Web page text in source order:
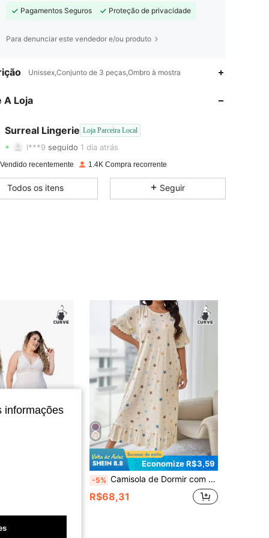
Pagamentos Seguros
Proteção de privacidade
Para denunciar este vendedor e/ou produto
Unissex,Conjunto de 3 peças,Ombro à mostra
A Loja
Surreal Lingerie Loja Parceira Local
4,87 536 3.6K
4,87
4,87 536 3.6K
l***9 seguido 1 dia atrás
4,87
3.6K
recentemente 1.4K Compra recorrente
Todos os itens Seguir
4-7 dias
Economize R$3,59
-5% Camisola de Dormir com Babado na Barra com Estampa de Estrela, Vestido Longo, Moo Moo
R$68,31
informações